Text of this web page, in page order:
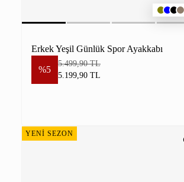
Erkek Yeşil Günlük Spor Ayakkabı
%5
5.499,90 TL
5.199,90 TL
YENİ SEZON